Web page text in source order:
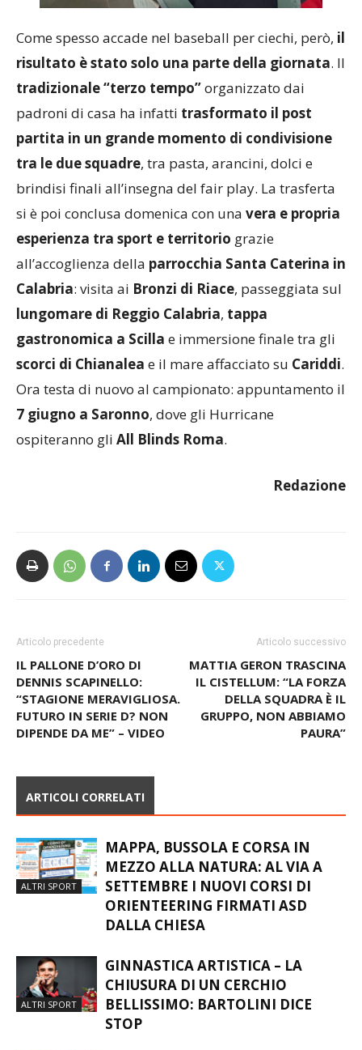
Come spesso accade nel baseball per ciechi, però, il
risultato è stato solo una parte della giornata
tradizionale “terzo tempo”organizzato dai
padroni di casa ha infattitrasformato il post
partita in un grande momento di condivisione
tra le due squadre, tra pasta, arancini, dolci e
brindisi finali all’insegna del fair play. La trasferta
si è poi conclusa domenica con unavera e propria
esperienza tra sport e territoriograzie
all’accoglienza dellaparrocchia Santa Caterina in
Calabria: visita aiBronzi di Riace, passeggiata sul
lungomare di Reggio Calabria,tappa
gastronomica a Scilla e immersione finale tra gli
scorci di Chianaleae il mare affacciato suCariddi.
Ora testa di nuovo al campionato: appuntamento il
7 giugno a Saronno, dove gli Hurricane
Articolo precedente
IL PALLONE D’ORO DI
DENNIS SCAPINELLO:
“STAGIONE MERAVIGLIOSA.
Articolo successivo
MATTIA GERON TRASCINA
IL CISTELLUM: “LA FORZA
DELLA SQUADRA È IL
MAPPA, BUSSOLA E CORSA IN
MEZZO ALLA NATURA: AL VIA A
SETTEMBRE I NUOVI CORSI DI
ORIENTEERING FIRMATI ASD
GINNASTICA ARTISTICA – LA
CHIUSURA DI UN CERCHIO
BELLISSIMO: BARTOLINI DICE